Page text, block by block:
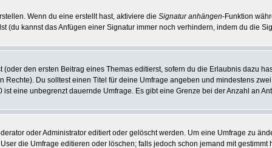
Wenn du eine erstellt hast, aktiviere die Signatur anhängen-Funktion
(du kannst das Anfügen einer Signatur immer noch verhindern, indem du die
den ersten Beitrag eines Themas editierst, sofern du die Erlaubnis dazu
Du solltest einen Titel für deine Umfrage angeben und mindestens
eine unbegrenzt dauernde Umfrage. Es gibt eine Grenze bei der Anzahl an
oder Administrator editiert oder gelöscht werden. Um eine Umfrage zu
die Umfrage editieren oder löschen; falls jedoch schon jemand mit